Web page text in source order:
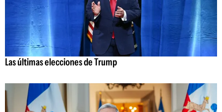
Las últimas elecciones de Trump